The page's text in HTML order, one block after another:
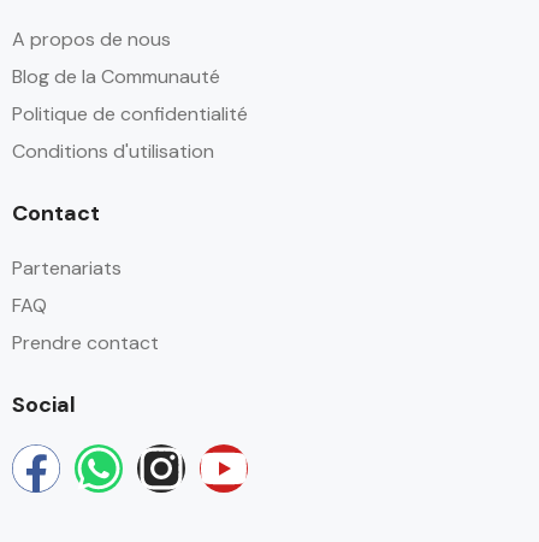
A propos de nous
Blog de la Communauté
Politique de confidentialité
Conditions d'utilisation
Contact
Partenariats
FAQ
Prendre contact
Social